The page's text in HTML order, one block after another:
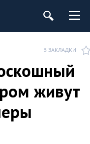
В ЗАКЛАДКИ
живут